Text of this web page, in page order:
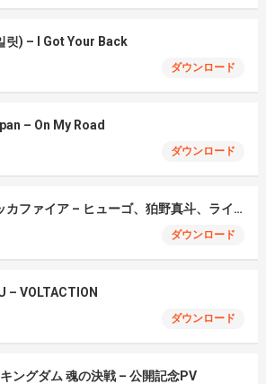
릿) – I Got Your Back
ダウンロード
– On My Road
ダウンロード
モエチャッカファイア – ヒューゴ、狛野真斗、ライト、セヴェリアン (Cover )
ダウンロード
– VOLTACTION
ダウンロード
ングダム 魂の決戦 – 公開記念PV